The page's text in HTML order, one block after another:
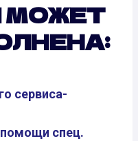
МОЖЕТ
сервиса-
спец.